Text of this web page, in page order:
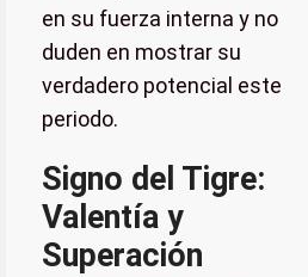
en su fuerza interna y no
duden en mostrar su
verdadero potencial este
periodo.
Signo del Tigre:
Valentía y
Superación